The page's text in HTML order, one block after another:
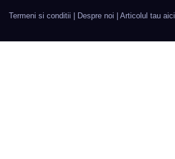
Termeni si conditii Despre noi Articolul tau aici